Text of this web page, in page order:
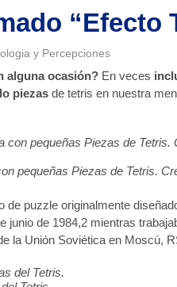
“Efecto
y Percepciones
alguna ocasión? En veces
piezas de tetris en nuestra
pequeñas Piezas de Tetris.
de puzzle originalmente
junio de 1984,2 mientras
la Unión Soviética en Moscú,